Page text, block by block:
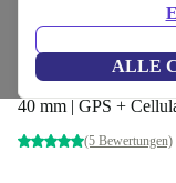
ALLE
Apple Watch
40 mm | GPS +
(5 Bewertungen)